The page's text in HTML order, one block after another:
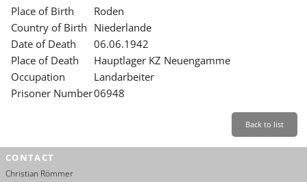
FORSCHUNG
SERVICE
Leichte Sprache Back
Place of Birth
Roden
Country of Birth Niederlande
Date of Death
06.06.1942
Place of Death
Hauptlager KZ Neuengamme
Occupation
Landarbeiter
Prisoner Number06948
Back to list
CONTACT
Christian Römmer